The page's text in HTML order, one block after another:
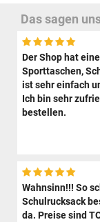
Das sagen
Der Shop hat
Sporttaschen,
ist sehr einfach
Ich bin sehr
bestellen.
Wahnsinn!!! So
Schulrucksack
da. Preise sind